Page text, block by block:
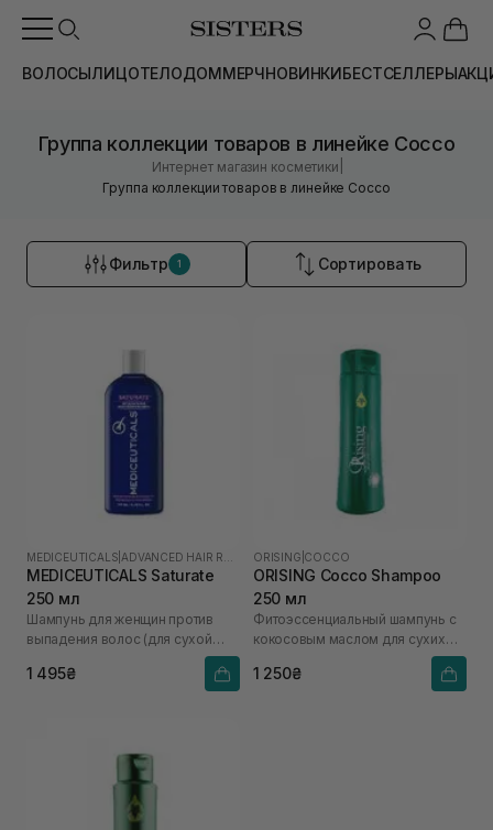
ВОЛОСЫЛИЦОТЕЛОДОММЕРЧНОВИНКИБЕСТСЕЛЛЕРЫ
Группа коллекции товаров в линейке Cocco
Интернет магазин косметики
Группа коллекции товаров в линейке Cocco
Фильтр 1 Сортировать
MEDICEUTICALS
MEDICEUTICALS Saturate
250 мл
Шампунь для женщин против
выпадения волос (для сухой
1 495₴
ORISING COCCO
ORISING Cocco Shampoo
250 мл
Фитоэссенциальный шампунь с
кокосовым маслом для сухих
1 250₴